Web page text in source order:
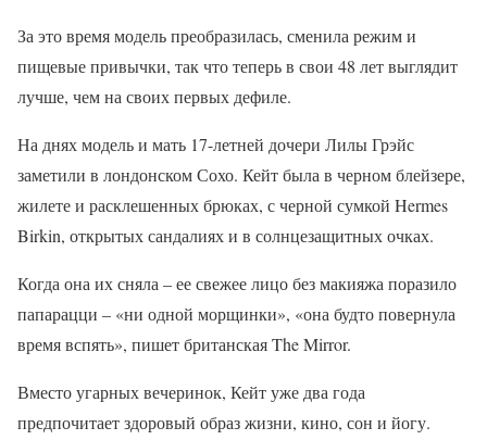
За это время модель преобразилась, сменила режим и
пищевые привычки, так что теперь в свои 48 лет выглядит
лучше, чем на своих первых дефиле.
На днях модель и мать 17-летней дочери Лилы Грэйс
заметили в лондонском Сохо. Кейт была в черном блейзере,
жилете и расклешенных брюках, с черной сумкой Hermes
Birkin, открытых сандалиях и в солнцезащитных очках.
Когда она их сняла – ее свежее лицо без макияжа поразило
папарацци – «ни одной морщинки», «она будто повернула
время вспять», пишет британская The Mirror.
Вместо угарных вечеринок, Кейт уже два года
предпочитает здоровый образ жизни, кино, сон и йогу.